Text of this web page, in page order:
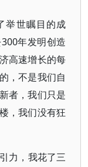
举世瞩目的成
年发明创造
高速增长的每
，不是我们自
者，我们只是
，我们没有狂
力，我花了三